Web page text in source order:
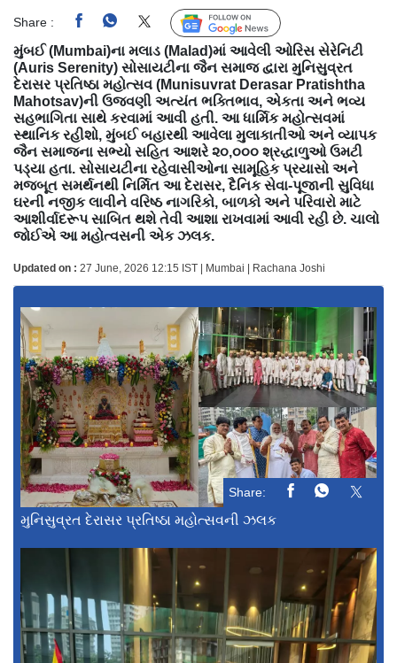
Share : Follow Us
મુંબઈ (Mumbai)ના મલાડ (Malad)માં આવેલી ઓરિસ સેરેનિટી
(Auris Serenity) સોસાયટીના જૈન સમાજ દ્વારા મુનિસુવ્રત
દેરાસર પ્રતિષ્ઠા મહોત્સવ (Munisuvrat Derasar Pratishtha
Mahotsav)ની ઉજવણી અત્યંત ભક્તિભાવ, એકતા અને ભવ્ય
સહભાગિતા સાથે કરવામાં આવી હતી. આ ધાર્મિક મહોત્સવમાં
સ્થાનિક રહીશો, મુંબઈ બહારથી આવેલા મુલાકાતીઓ અને વ્યાપક
જૈન સમાજના સભ્યો સહિત આશરે ૨૦,૦૦૦ શ્રદ્ધાળુઓ ઉમટી
પડ્યા હતા. સોસાયટીના રહેવાસીઓના સામૂહિક પ્રયાસો અને
મજબૂત સમર્થનથી નિર્મિત આ દેરાસર, દૈનિક સેવા-પૂજાની સુવિધા
ઘરની નજીક લાવીને વરિષ્ઠ નાગરિકો, બાળકો અને પરિવારો માટે
આશીર્વાદરૂપ સાબિત થશે તેવી આશા રાખવામાં આવી રહી છે. ચાલો
જોઈએ આ મહોત્વસની એક ઝલક.
Updated on : 27 June, 2026 12:15 IST | Mumbai | Rachana Joshi
Share:
મુનિસુવ્રત દેરાસર પ્રતિષ્ઠા મહોત્સવની ઝલક